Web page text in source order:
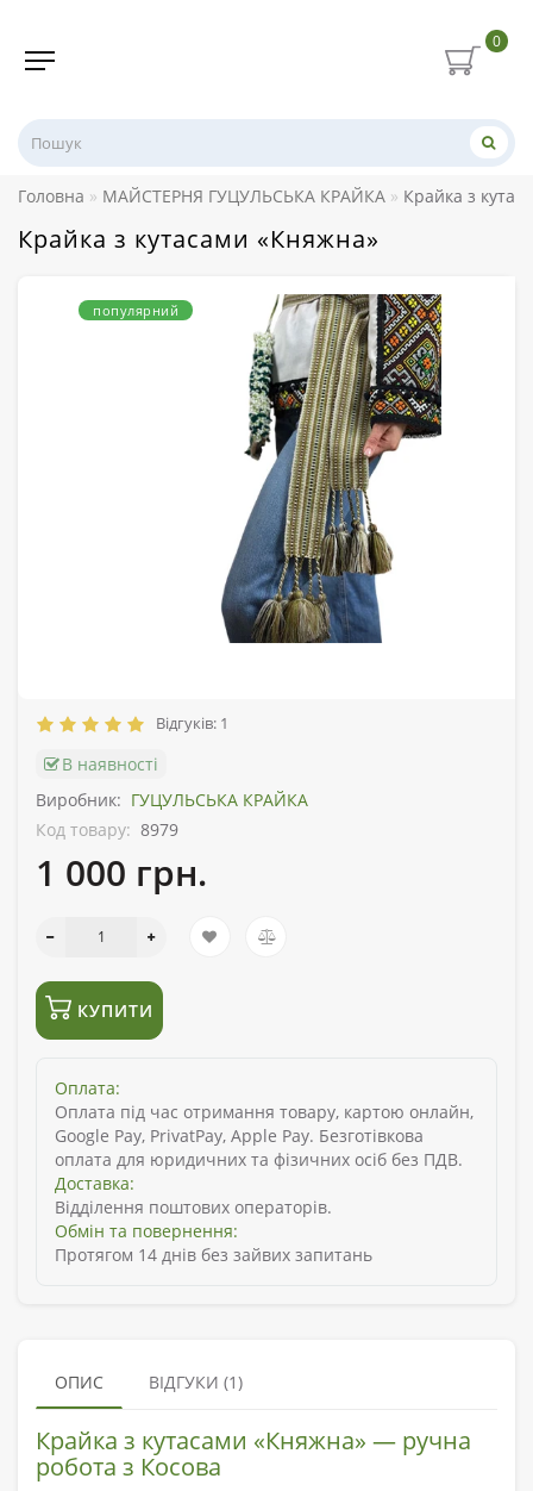
0
Головна МАЙСТЕРНЯ ГУЦУЛЬСЬКА КРАЙКА Крайка з
Крайка з кутасами «Княжна»
популярний
Відгуків: 1
В наявності
Виробник: ГУЦУЛЬСЬКА КРАЙКА
Код товару: 8979
1 000 грн.
КУПИТИ
Оплата:
Оплата під час отримання товару, картою онлайн,
Google Pay, PrivatPay, Apple Pay. Безготівкова
оплата для юридичних та фізичних осіб без ПДВ.
Доставка:
Відділення поштових операторів.
Обмін та повернення:
Протягом 14 днів без зайвих запитань
ОПИС ВІДГУКИ (1)
Крайка з кутасами «Княжна» — ручна
робота з Косова